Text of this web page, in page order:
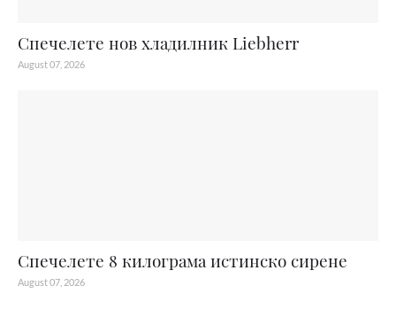
Спечелете нов хладилник Liebherr
August 07, 2026
Спечелете 8 килограма истинско сирене
August 07, 2026